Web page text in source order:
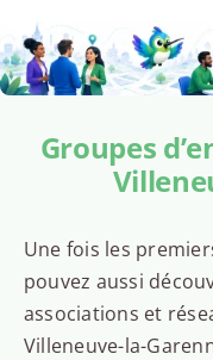
Groupes
Une fois les
pouvez aussi
associations et
Villeneuve-la-